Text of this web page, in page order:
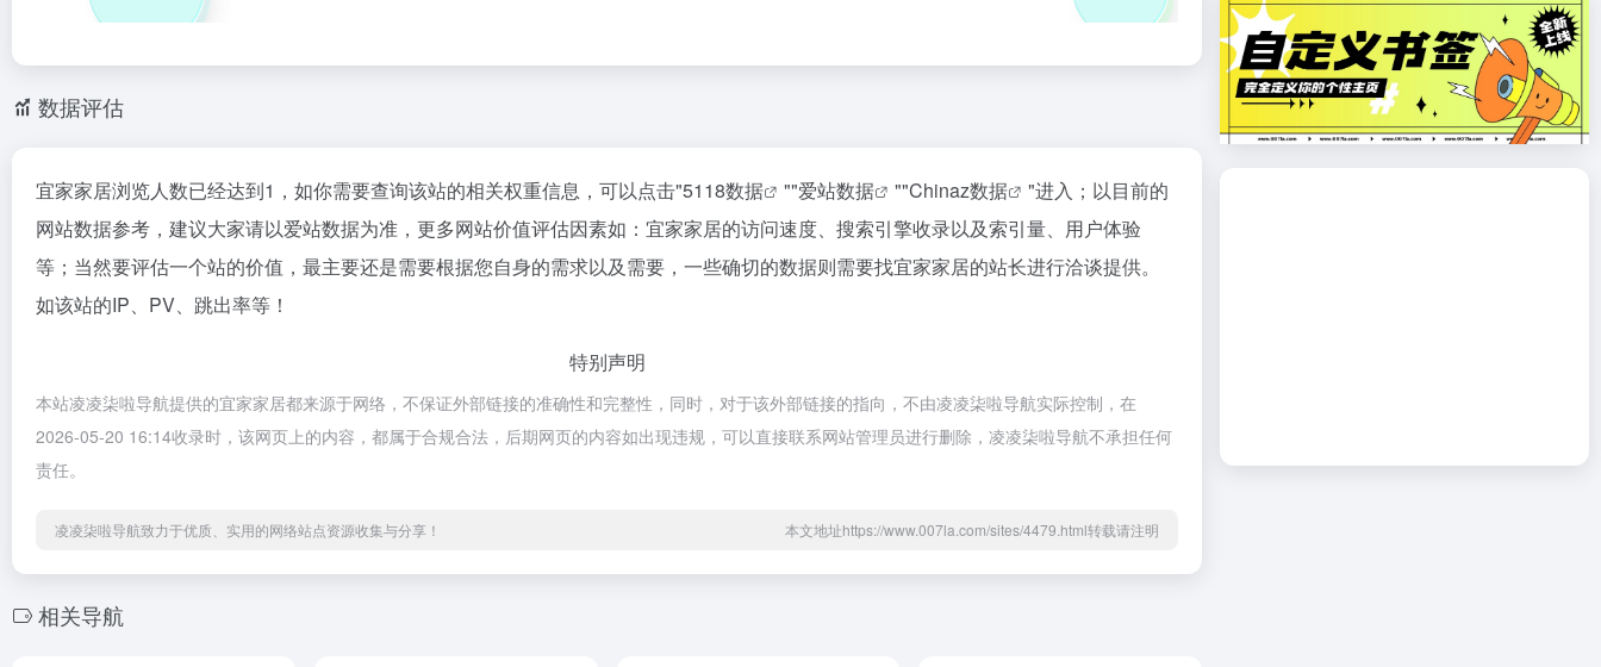
数据评估
宜家家居浏览人数已经达到1，如你需要查询该站的相关权重信息，可以点击"5118数据 ""爱站数据 ""Chinaz数据
"进入；以目前的
网站数据参考，建议大家请以爱站数据为准，更多网站价值评估因素如：宜家家居的访问速度、搜索引擎收录以及索引量、用户体验
等；当然要评估一个站的价值，最主要还是需要根据您自身的需求以及需要，一些确切的数据则需要找宜家家居的站长进行洽谈提供。
如该站的IP、PV、跳出率等！
特别声明
本站凌凌柒啦导航提供的宜家家居都来源于网络，不保证外部链接的准确性和完整性，同时，对于该外部链接的指向，不由凌凌柒啦导航实际控制，在
2026-05-20 16:14收录时，该网页上的内容，都属于合规合法，后期网页的内容如出现违规，可以直接联系网站管理员进行删除，凌凌柒啦导航不承担任何
责任。
凌凌柒啦导航致力于优质、实用的网络站点资源收集与分享！ 本文地址https://www.007la.com/sites/4479.html转载请注明
相关导航